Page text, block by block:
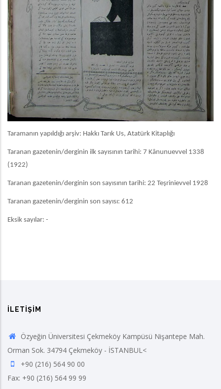
Taramanın yapıldığı arşiv: Hakkı Tarık Us, Atatürk Kitaplığı
Taranan gazetenin/derginin ilk sayısının tarihi: 7 Kânunuevvel 1338
(1922)
Taranan gazetenin/derginin son sayısının tarihi: 22 Teşrinievvel 1928
Taranan gazetenin/derginin son sayısı: 612
Eksik sayılar: -
İLETIŞIM
Özyeğin Üniversitesi Çekmeköy Kampüsü Nişantepe Mah.
Orman Sok. 34794 Çekmeköy - İSTANBUL<
+90 (216) 564 90 00
Fax: +90 (216) 564 99 99